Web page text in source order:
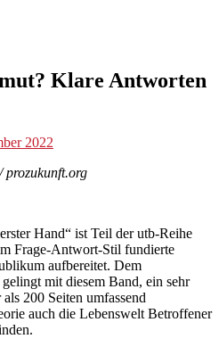
Klare Antworten
2022
prozukunft.org
Hand“ ist Teil der utb-Reihe
Frage-Antwort-Stil fundierte
aufbereitet. Dem
mit diesem Band, ein sehr
200 Seiten umfassend
auch die Lebenswelt Betroffener